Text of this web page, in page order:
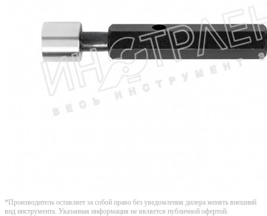
*Производитель оставляет за собой право без уведомления дилера менять внешний
вид инструмента. Указанная информация не является публичной офертой.